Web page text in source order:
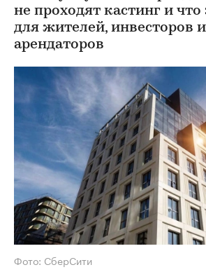
не проходят кастинг и что
для жителей, инвесторов
арендаторов
Фото: СберСити